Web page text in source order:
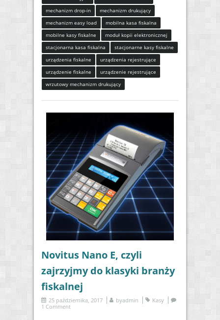
mechanizm drop-in
mechanizm drukujący
mechanizm easy load
mobilna kasa fiskalna
mobilne kasy fiskalne
moduł kopii elektronicznej
stacjonarna kasa fiskalna
stacjonarne kasy fiskalne
urządzenia fiskalne
urządzenia rejestrujące
urządzenie fiskalne
urządzenie rejestrujące
wrzutowy mechanizm drukujący
Novitus Nano E, czyli
zajrzyjmy do klasyki branży
fiskalnej
25 października, 2017 byadmin
Kasy
1 Comment